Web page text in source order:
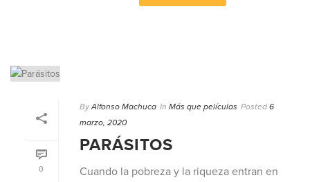
0
By Alfonso Machuca In Más que películas Posted 6
marzo, 2020
PARÁSITOS
Cuando la pobreza y la riqueza entran en